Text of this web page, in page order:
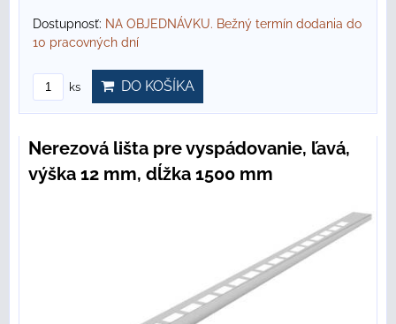
Dostupnosť: NA OBJEDNÁVKU. Bežný termín dodania do
10 pracovných dní
ks DO KOŠÍKA
Nerezová lišta pre vyspádovanie, ľavá,
výška 12 mm, dĺžka 1500 mm